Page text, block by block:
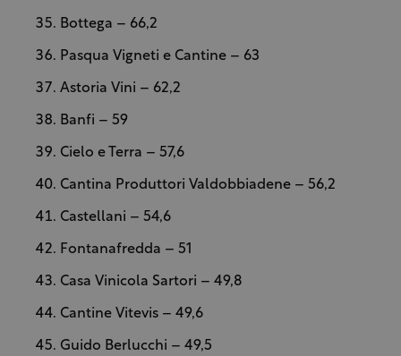
Bottega – 66,2
Pasqua Vigneti e Cantine – 63
Astoria Vini – 62,2
Banfi – 59
Cielo e Terra – 57,6
Cantina Produttori Valdobbiadene – 56,2
Castellani – 54,6
Fontanafredda – 51
Casa Vinicola Sartori – 49,8
Cantine Vitevis – 49,6
Guido Berlucchi – 49,5